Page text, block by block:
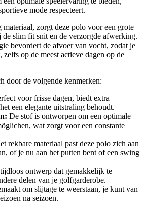
mode respecteert.
zorgt deze polo voor een grote
slim fit snit en de verzorgde afwerking.
bevordert de afvoer van vocht, zodat je
op de meest actieve dagen op de
door de volgende kenmerken:
voor frisse dagen, biedt extra
een elegante uitstraling behoudt.
De stof is ontworpen om een optimale
wat zorgt voor een constante
rekbare materiaal past deze polo zich aan
of je nu aan het putten bent of een swing
ontwerp dat gemakkelijk te
delen van je golfgarderobe.
om slijtage te weerstaan, je kunt van
na seizoen.